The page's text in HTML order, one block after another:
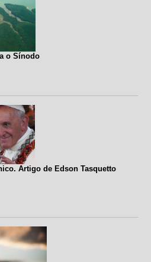
o Sínodo
Artigo de Edson Tasquetto